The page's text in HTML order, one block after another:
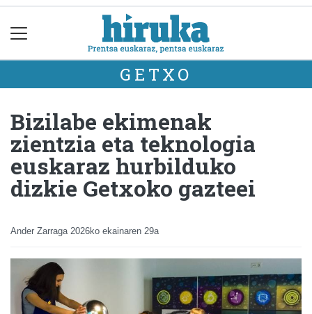
GETXO
Bizilabe ekimenak
zientzia eta teknologia
euskaraz hurbilduko
dizkie Getxoko gazteei
Ander Zarraga 2026ko ekainaren 29a